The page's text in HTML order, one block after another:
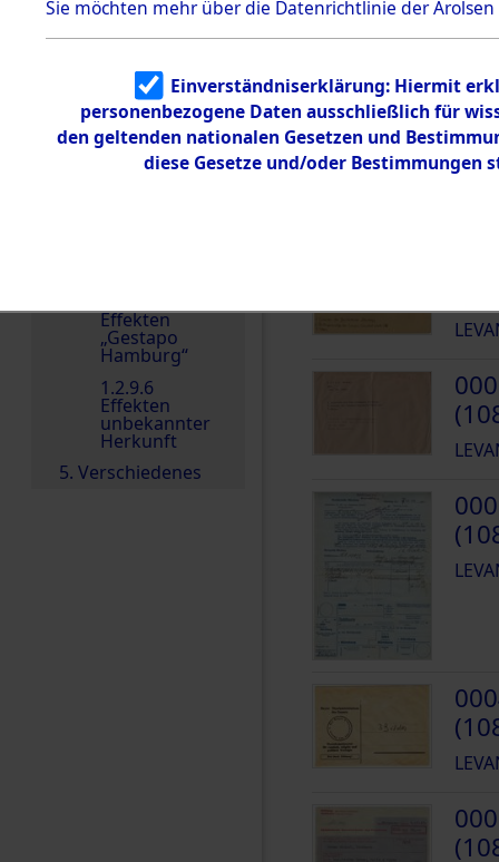
ädigungsamt
1.2.9.3
Effekten aus
dem KZ
Neuengamm
Effekten
„Gestapo
Hamburg“
1.2.9.6
Effekten
unbekannter
Herkunft
5. Verschiedenes
Häftlingsnummer
Sie möchten mehr über die Datenrichtlinie der Arolsen
Einverständniserklärung: Hiermit
personenbezogene Daten ausschließlich für
den geltenden nationalen Gesetzen und
diese Gesetze und/oder Bestimmungen